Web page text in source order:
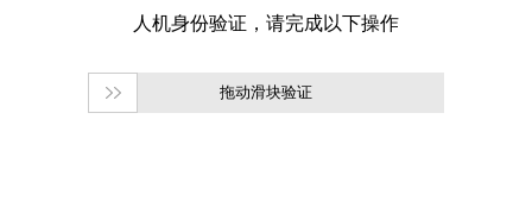
拖动滑块验证